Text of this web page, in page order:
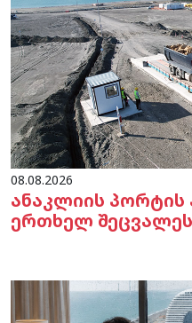
08.08.2026
ანაკლიის პორტის
ერთხელ შეცვალეს